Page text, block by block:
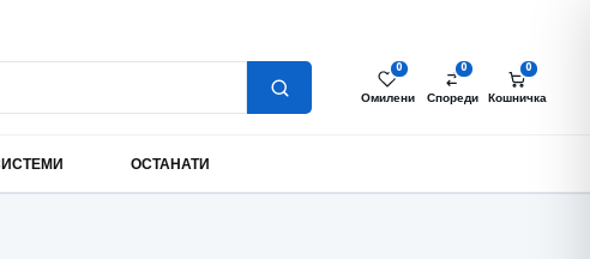
0
Омилени
0
Спореди
0
Кошничка
ОСТАНАТИ